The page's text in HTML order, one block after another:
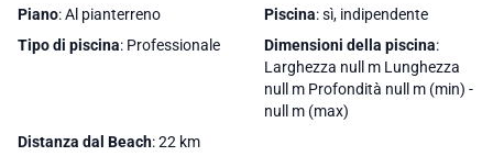
Piano: Al pianterreno Piscina: sì, indipendente
Tipo di piscina: Professionale Dimensioni della piscina:
Larghezza null m Lunghezza
null m Profondità null m (min) -
null m (max)
Distanza dal Beach: 22 km